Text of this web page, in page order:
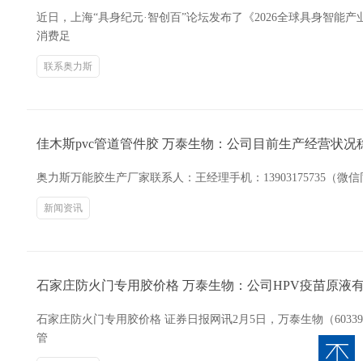
近日，上海“具身纪元·智创百”论坛发布了《2026全球具身智能
消费足
联系奥力斯
佳木斯pvc管道管件胶 万泰生物：公司目前生产经营状况
奥力斯万能胶生产厂家联系人：王经理手机：13903175735（微
新闻资讯
石家庄防火门专用胶价格 万泰生物：公司HPV疫苗原液
石家庄防火门专用胶价格 证券日报网讯2月5日，万泰生物（
管